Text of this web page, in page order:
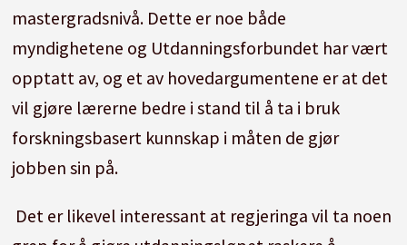
mastergradsnivå. Dette er noe både
myndighetene og Utdanningsforbundet har vært
opptatt av, og et av hovedargumentene er at det
vil gjøre lærerne bedre i stand til å ta i bruk
forskningsbasert kunnskap i måten de gjør
jobben sin på.
Det er likevel interessant at regjeringa vil ta noen